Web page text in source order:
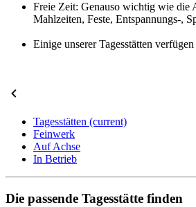
Freie Zeit: Genauso wichtig wie die
Mahlzeiten, Feste, Entspannungs-,
Einige unserer Tagesstätten
Tagesstätten (current)
Feinwerk
Auf Achse
In Betrieb
Die passende Tagesstätte finden